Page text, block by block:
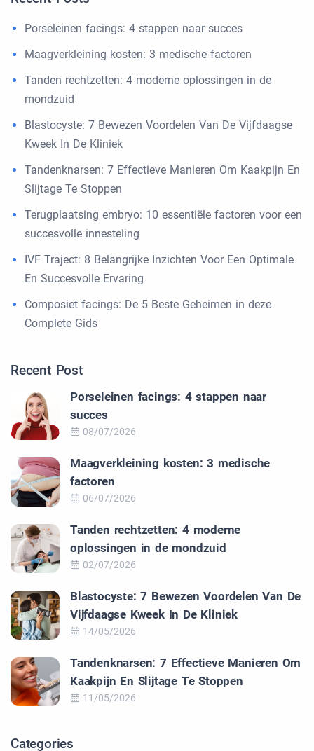
Porseleinen facings: 4 stappen naar succes
Maagverkleining kosten: 3 medische factoren
Tanden rechtzetten: 4 moderne oplossingen in de
mondzuid
Blastocyste: 7 Bewezen Voordelen Van De Vijfdaagse
Kweek In De Kliniek
Tandenknarsen: 7 Effectieve Manieren Om Kaakpijn En
Slijtage Te Stoppen
Terugplaatsing embryo: 10 essentiële factoren voor een
succesvolle innesteling
IVF Traject: 8 Belangrijke Inzichten Voor Een Optimale
En Succesvolle Ervaring
Composiet facings: De 5 Beste Geheimen in deze
Complete Gids
Recent Post
Porseleinen facings: 4 stappen naar
succes
08/07/2026
Maagverkleining kosten: 3 medische
factoren
06/07/2026
Tanden rechtzetten: 4 moderne
oplossingen in de mondzuid
02/07/2026
Blastocyste: 7 Bewezen Voordelen Van De
Vijfdaagse Kweek In De Kliniek
14/05/2026
Tandenknarsen: 7 Effectieve Manieren Om
Kaakpijn En Slijtage Te Stoppen
11/05/2026
Categories